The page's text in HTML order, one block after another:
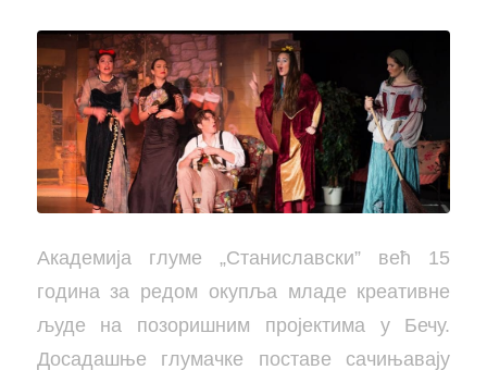
Академија глуме „Станиславски” већ 15
година за редом окупља младе креативне
људе на позоришним пројектима у Бечу.
Досадашње глумачке поставе сачињавају